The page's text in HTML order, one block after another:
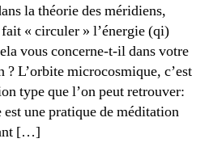
la théorie des méridiens,
« circuler » l’énergie (qi)
vous concerne-t-il dans votre
L’orbite microcosmique, c’est
type que l’on peut retrouver:
une pratique de méditation
[…]